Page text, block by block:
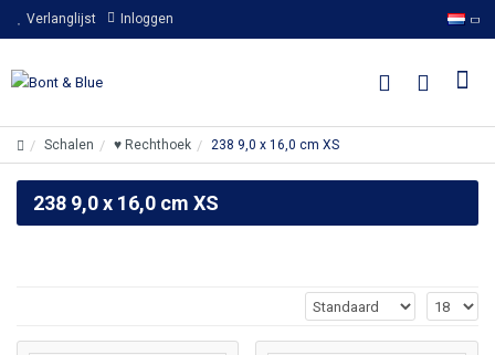
Verlanglijst Inloggen
Schalen ♥ Rechthoek 238 9,0 x 16,0 cm XS
238 9,0 x 16,0 cm XS